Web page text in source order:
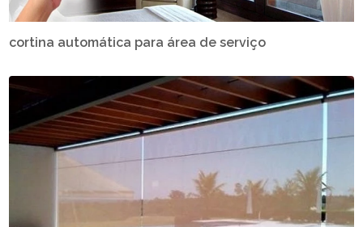
cortina automática para área de serviço